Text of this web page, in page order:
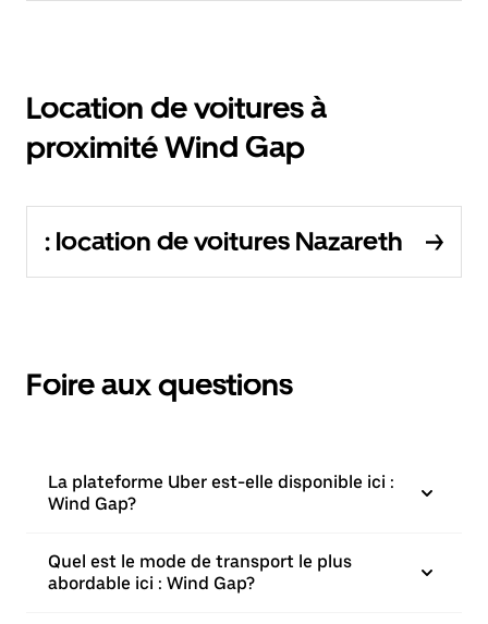
Location de voitures à
proximité Wind Gap
: location de voitures Nazareth
Foire aux questions
La plateforme Uber est-elle disponible ici :
Wind Gap?
Quel est le mode de transport le plus
abordable ici : Wind Gap?